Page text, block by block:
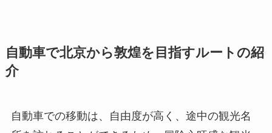
自動車で北京から敦煌を目指すルートの紹
介
自動車での移動は、自由度が高く、途中の観光名